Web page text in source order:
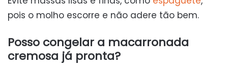
pois o molho escorre e não adere tão bem.
Posso congelar a macarronada
cremosa já pronta?